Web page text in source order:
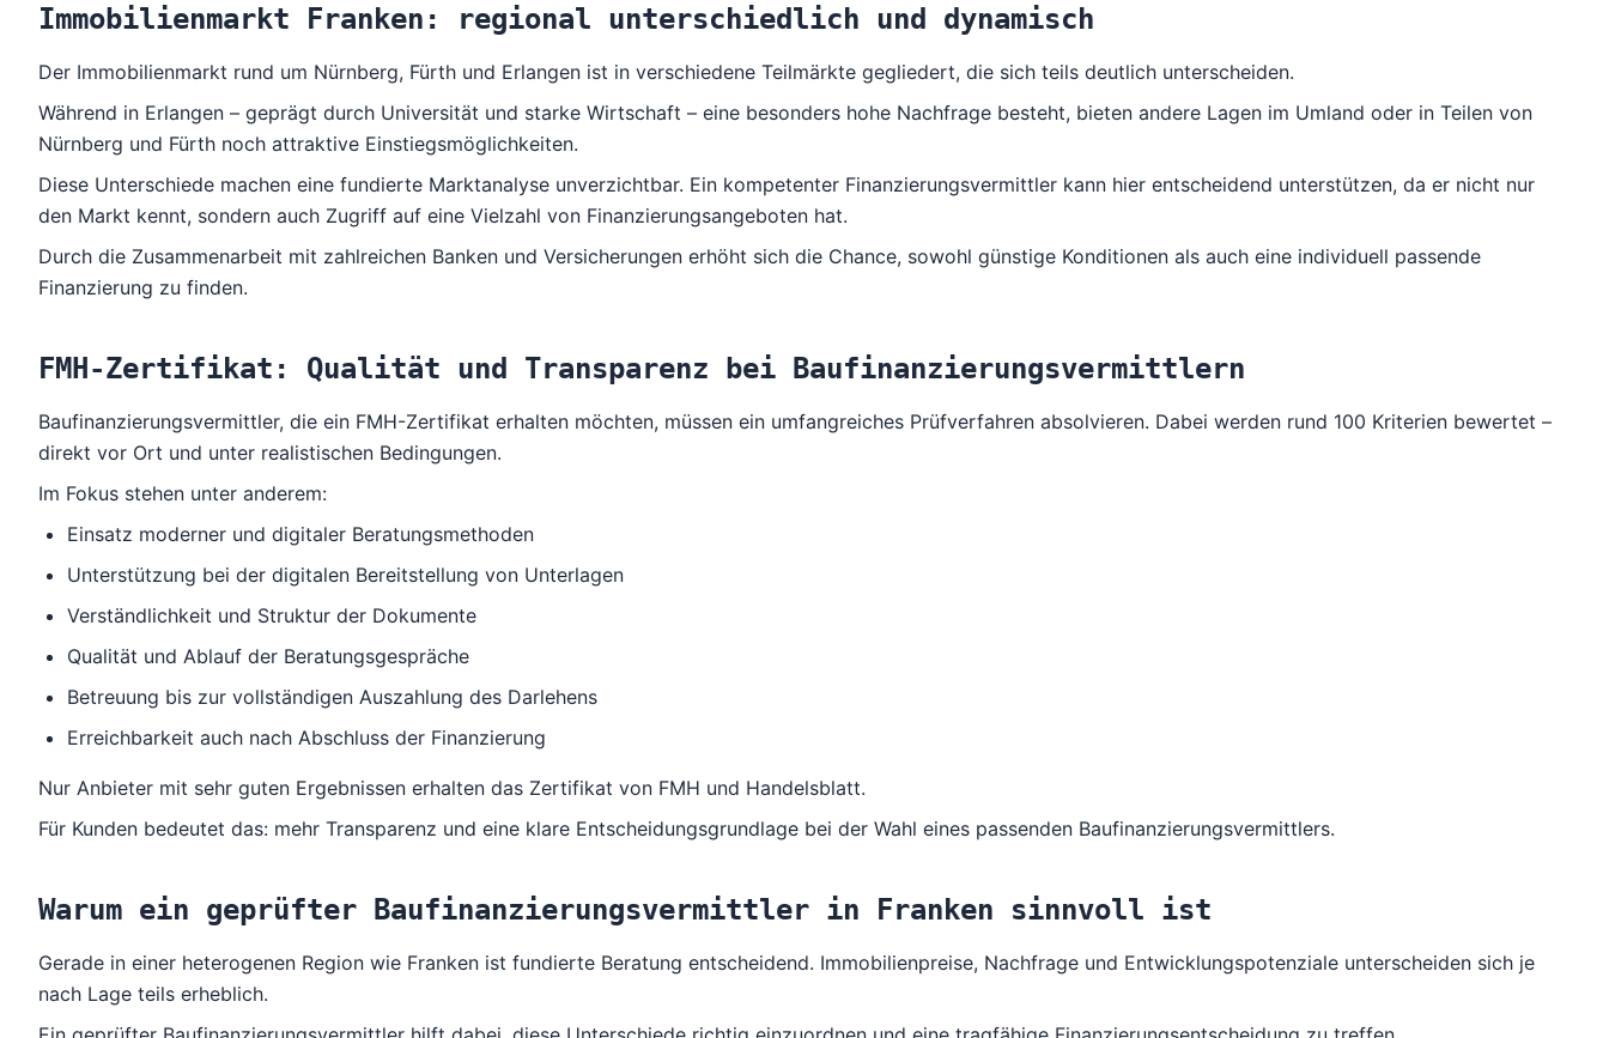
Immobilienmarkt Franken: regional unterschiedlich und dynamisch
Der Immobilienmarkt rund um Nürnberg, Fürth und Erlangen ist in verschiedene Teilmärkte gegliedert, die sich teils deutlich unterscheiden.
Während in Erlangen – geprägt durch Universität und starke Wirtschaft – eine besonders hohe Nachfrage besteht, bieten andere Lagen im Umland oder in Teilen von
Nürnberg und Fürth noch attraktive Einstiegsmöglichkeiten.
Diese Unterschiede machen eine fundierte Marktanalyse unverzichtbar. Ein kompetenter Finanzierungsvermittler kann hier entscheidend unterstützen, da er nicht nur
den Markt kennt, sondern auch Zugriff auf eine Vielzahl von Finanzierungsangeboten hat.
Durch die Zusammenarbeit mit zahlreichen Banken und Versicherungen erhöht sich die Chance, sowohl günstige Konditionen als auch eine individuell passende
Finanzierung zu finden.
FMH-Zertifikat: Qualität und Transparenz bei Baufinanzierungsvermittlern
Baufinanzierungsvermittler, die ein FMH-Zertifikat erhalten möchten, müssen ein umfangreiches Prüfverfahren absolvieren. Dabei werden rund 100 Kriterien bewertet –
direkt vor Ort und unter realistischen Bedingungen.
Im Fokus stehen unter anderem:
Einsatz moderner und digitaler Beratungsmethoden
Unterstützung bei der digitalen Bereitstellung von Unterlagen
Verständlichkeit und Struktur der Dokumente
Qualität und Ablauf der Beratungsgespräche
Betreuung bis zur vollständigen Auszahlung des Darlehens
Erreichbarkeit auch nach Abschluss der Finanzierung
Nur Anbieter mit sehr guten Ergebnissen erhalten das Zertifikat von FMH und Handelsblatt.
Für Kunden bedeutet das: mehr Transparenz und eine klare Entscheidungsgrundlage bei der Wahl eines passenden Baufinanzierungsvermittlers.
Warum ein geprüfter Baufinanzierungsvermittler in Franken sinnvoll ist
Gerade in einer heterogenen Region wie Franken ist fundierte Beratung entscheidend. Immobilienpreise, Nachfrage und Entwicklungspotenziale unterscheiden sich je
nach Lage teils erheblich.